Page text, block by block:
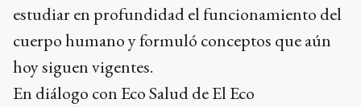
estudiar en profundidad el funcionamiento del
cuerpo humano y formuló conceptos que aún
hoy siguen vigentes.
En diálogo con Eco Salud de El Eco